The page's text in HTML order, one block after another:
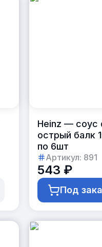
Heinz — соус
острый балк
по 6шт
Артикул: 891
543 ₽
Под